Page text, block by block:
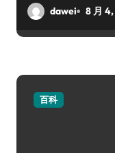
dawei 8 月
百科